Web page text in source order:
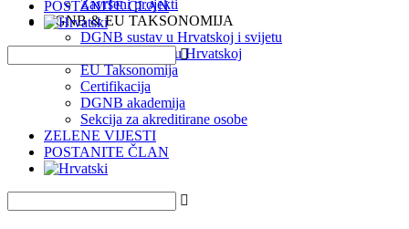
Završeni projekti
DGNB & EU TAKSONOMIJA
DGNB sustav u Hrvatskoj i svijetu
DGNB projekti u Hrvatskoj
EU Taksonomija
Certifikacija
DGNB akademija
Sekcija za akreditirane osobe
ZELENE VIJESTI
POSTANITE ČLAN
POSTANITE ČLAN